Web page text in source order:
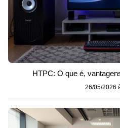
HTPC: O que é,
26/05/2026